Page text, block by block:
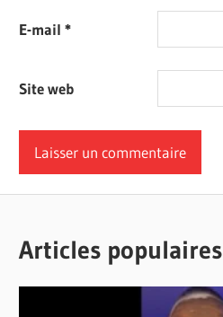
E-mail*
Site web
Articles populaires